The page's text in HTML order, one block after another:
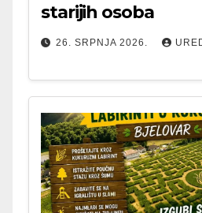
starijih osoba
26. SRPNJA 2026.